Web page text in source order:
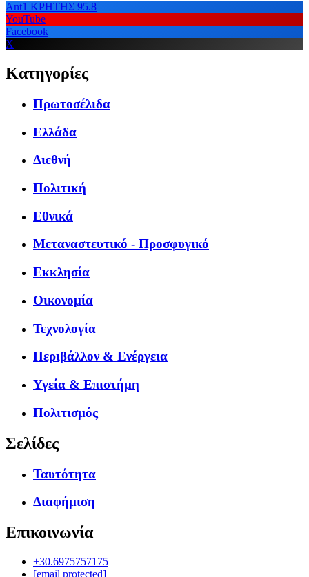
Ant1 ΚΡΗΤΗΣ 95.8
YouTube
Facebook
X
Κατηγορίες
Πρωτοσέλιδα
Ελλάδα
Διεθνή
Πολιτική
Εθνικά
Μεταναστευτικό - Προσφυγικό
Εκκλησία
Οικονομία
Τεχνολογία
Περιβάλλον & Ενέργεια
Υγεία & Επιστήμη
Πολιτισμός
Σελίδες
Ταυτότητα
Διαφήμιση
Επικοινωνία
+30.6975757175
[email protected]